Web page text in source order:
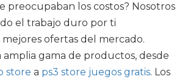
preocupaban los costos? Nosotros
el trabajo duro por ti
ofertas del mercado.
amplia gama de productos, desde
store a ps3 store juegos gratis. Los